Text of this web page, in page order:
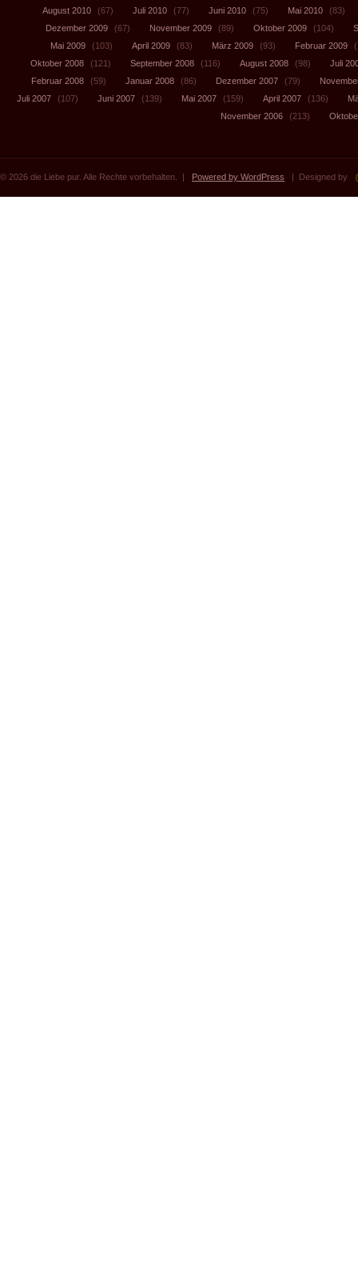
August 2010
(67) Juli 2010 (77) Juni 2010 (75) Mai 2010
(83)
Dezember 2009
(67) November 2009 (89) Oktober 2009 (104)
Mai 2009
(103) April 2009 (83) März 2009 (93) Februar 2009
Oktober 2008
(121) September 2008 (116) August 2008 (98)
Juli
Februar 2008
(59) Januar 2008 (86) Dezember 2007 (79)
Juli 2007
(107) Juni 2007 (139) Mai 2007 (159) April 2007 (136)
November 2006
(213)
© 2026 die Liebe pur. Alle Rechte vorbehalten. | Powered by WordPress | Designed by